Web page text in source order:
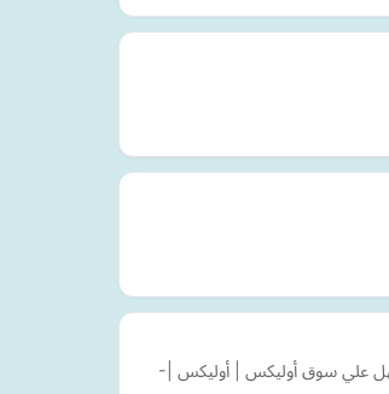
علي سوق أوليكس | أوليكس |-